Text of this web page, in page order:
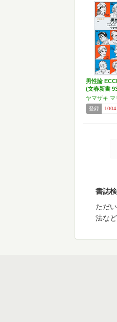
男性論
(文春新書
ヤマザキ マ
登録 1004
書誌
ただ
法な